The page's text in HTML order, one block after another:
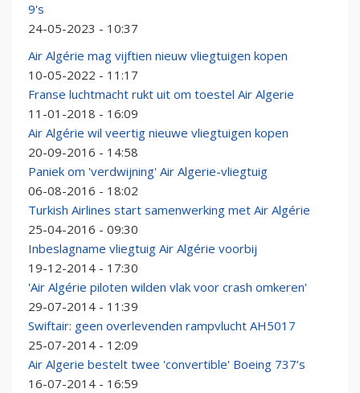
9's
24-05-2023 - 10:37
Air Algérie mag vijftien nieuw vliegtuigen kopen
10-05-2022 - 11:17
Franse luchtmacht rukt uit om toestel Air Algerie
11-01-2018 - 16:09
Air Algérie wil veertig nieuwe vliegtuigen kopen
20-09-2016 - 14:58
Paniek om 'verdwijning' Air Algerie-vliegtuig
06-08-2016 - 18:02
Turkish Airlines start samenwerking met Air Algérie
25-04-2016 - 09:30
Inbeslagname vliegtuig Air Algérie voorbij
19-12-2014 - 17:30
'Air Algérie piloten wilden vlak voor crash omkeren'
29-07-2014 - 11:39
Swiftair: geen overlevenden rampvlucht AH5017
25-07-2014 - 12:09
Air Algerie bestelt twee 'convertible' Boeing 737’s
16-07-2014 - 16:59